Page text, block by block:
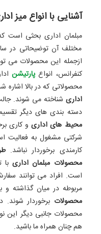
آشنایی با انواع میز
مبلمان اداری بحثی است
مختلف آن توضیحاتی در
ازجمله این محصولات می‌
کنفرانس، انواع پارتیشن
محصولاتی که در بالا
اداری شناخته می ‌شوند.
دسته ‌بندی‌ های دیگر
محیط ‌های اداریو کاری
شرکتی مشغول به فعالیت
کارمندی برخوردار نباشد.
محصولات مبلمان اداریبا
است. افراد می ‌توانند
مربوطه در میان گذاشته
محصولات برخوردار
محصولات جانبی دیگر این
هم چنان همراه ما باشید.